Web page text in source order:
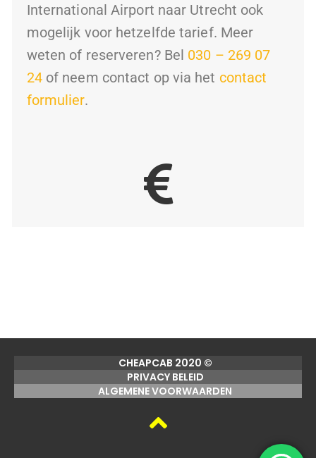
International Airport naar Utrecht ook
mogelijk voor hetzelfde tarief. Meer
weten of reserveren? Bel 030 – 269 07
24of neem contact op via het contact
formulier.
CHEAPCAB 2020 ©
PRIVACY BELEID
ALGEMENE VOORWAARDEN